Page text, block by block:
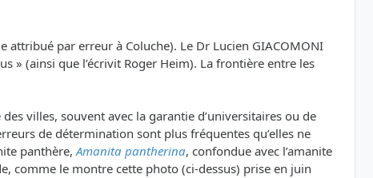
attribué par erreur à Coluche). Le Dr Lucien GIACOMONI
» (ainsi que l’écrivit Roger Heim). La frontière entre les
villes, souvent avec la garantie d’universitaires ou de
de détermination sont plus fréquentes qu’elles ne
panthère,Amanita pantherina, confondue avec l’amanite
comme le montre cette photo (ci-dessus) prise en juin